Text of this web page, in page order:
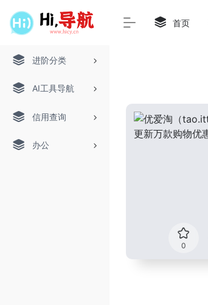
进阶分类
AI工具导航
信用查询
办公
首页
0